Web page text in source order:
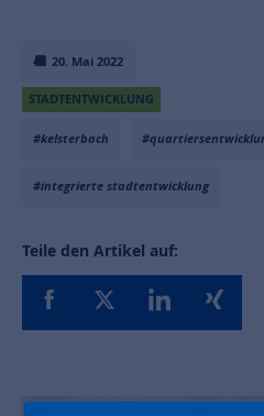
20. Mai 2022
STADTENTWICKLUNG
#kelsterbach
#integrierte stadtentwicklung
Teile den Artikel auf: